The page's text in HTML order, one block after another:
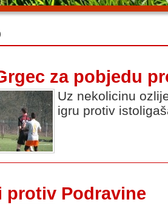
za pobjedu
Uz nekolicinu
igru protiv
protiv Podravine